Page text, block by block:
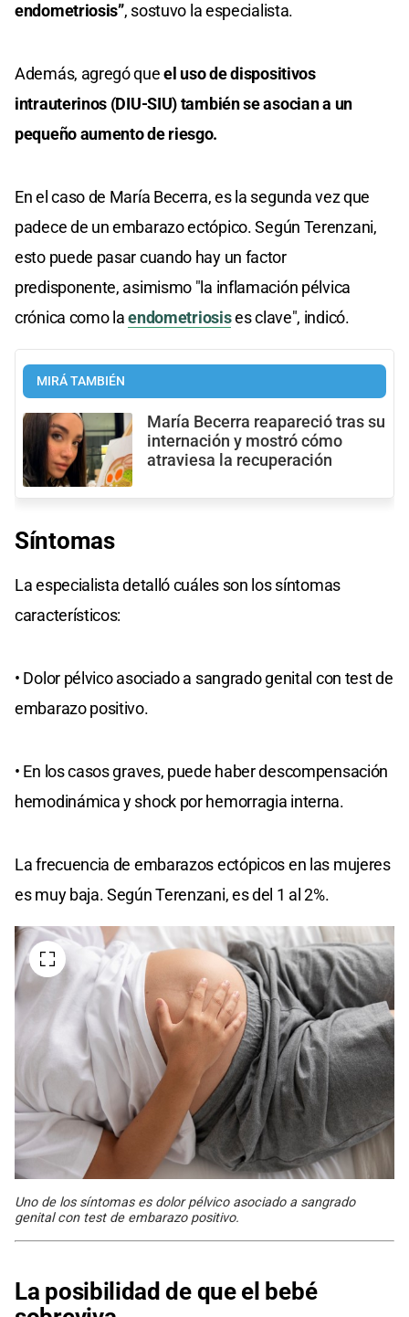
endometriosis”, sostuvo la especialista.
Además, agregó queel uso de dispositivos
intrauterinos (DIU-SIU) también se asocian a un
pequeño aumento de riesgo.
En el caso de María Becerra, es la segunda vez que
padece de un embarazo ectópico. Según Terenzani,
esto puede pasar cuando hay un factor
predisponente, asimismo "la inflamación pélvica
crónica como laendometriosises clave", indicó.
MIRÁ TAMBIÉN
María Becerra reapareció tras su
internación y mostró cómo
atraviesa la recuperación
Síntomas
La especialista detalló cuáles son los síntomas
característicos:
• Dolor pélvico asociado a sangrado genital con test de
embarazo positivo.
• En los casos graves, puede haber descompensación
hemodinámica y shock por hemorragia interna.
La frecuencia de embarazos ectópicos en las mujeres
es muy baja. Según Terenzani, es del 1 al 2%.
Uno de los síntomas es dolor pélvico asociado a sangrado
genital con test de embarazo positivo.
La posibilidad de que el bebé